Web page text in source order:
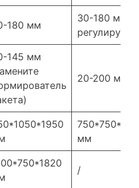
180 мм
30-180 мм
145 мм
20-200 мм
мм
/